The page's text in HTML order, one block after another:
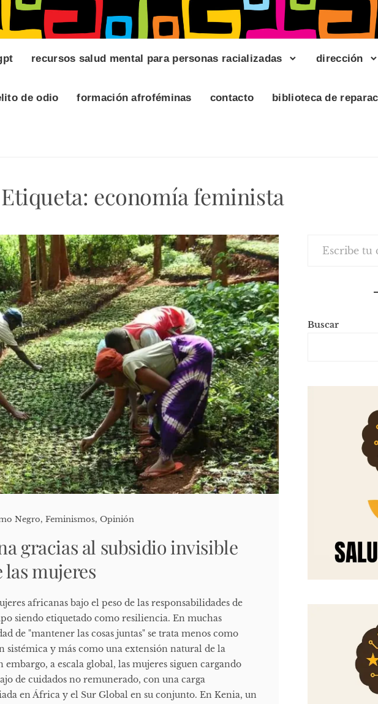
recursos salud mental para personas racializadas dirección
de odio formación afroféminas contacto biblioteca de
Etiqueta: economía feminista
Negro,Feminismos,Opinión
gracias al subsidio invisible
mujeres
africanas bajo el peso de las responsabilidades de
siendo etiquetado como resiliencia. En muchas
de "mantener las cosas juntas" se trata menos como
sistémica y más como una extensión natural de la
a escala global, las mujeres siguen cargando
de cuidados no remunerado, con una carga
en África y el Sur Global en su conjunto. En Kenia, un
Buscar